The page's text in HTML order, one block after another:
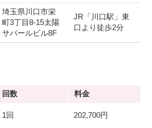
埼玉県川口市栄
町3丁目8-15太陽
サパールビル8F
JR「川口駅」東
口より徒歩2分
回数 料金
1回 202,700円